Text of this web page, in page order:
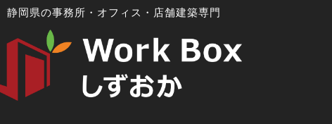
静岡県の事務所・オフィス・店舗建築専門